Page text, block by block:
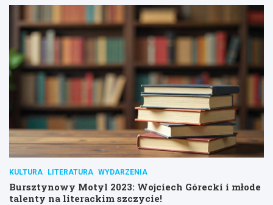
KULTURA LITERATURA WYDARZENIA
Bursztynowy Motyl 2023: Wojciech Górecki i młode
talenty na literackim szczycie!